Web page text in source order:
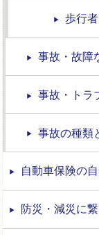
歩行
事故・故障
事故・トラ
事故の種類
自動車保険の
防災・減災に